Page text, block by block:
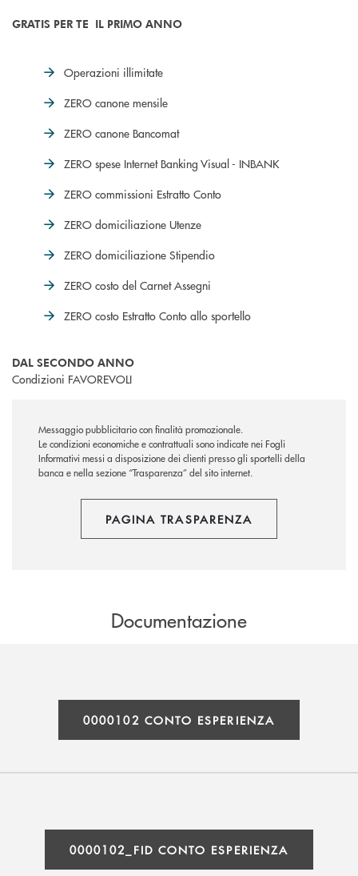
GRATIS PER TE IL PRIMO ANNO
Operazioni illimitate
ZERO canone mensile
ZERO canone Bancomat
ZERO spese Internet Banking Visual - INBANK
ZERO commissioni Estratto Conto
ZERO domiciliazione Utenze
ZERO domiciliazione Stipendio
ZERO costo del Carnet Assegni
ZERO costo Estratto Conto allo sportello
DAL SECONDO ANNO
Condizioni FAVOREVOLI
Messaggio pubblicitario con finalità promozionale.
Le condizioni economiche e contrattuali sono indicate nei Fogli
Informativi messi a disposizione dei clienti presso gli sportelli della
banca e nella sezione “Trasparenza” del sito internet.
PAGINA TRASPARENZA
Documentazione
0000102 CONTO ESPERIENZA
0000102_FID CONTO ESPERIENZA